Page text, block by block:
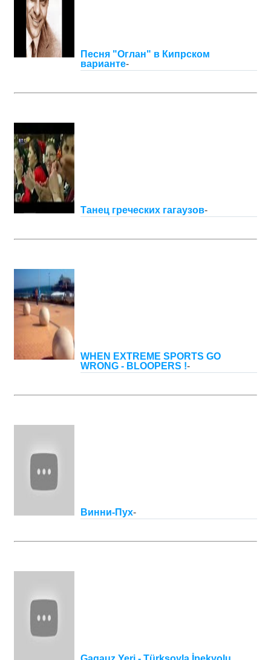
Песня "Оглан" в Кипрском
варианте-
Танец греческих гагаузов-
WHEN EXTREME SPORTS GO
WRONG - BLOOPERS !-
Винни-Пух-